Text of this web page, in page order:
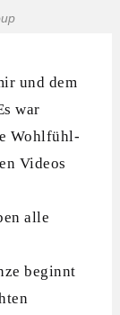
und dem
war
Wohlfühl-
Videos
alle
beginnt